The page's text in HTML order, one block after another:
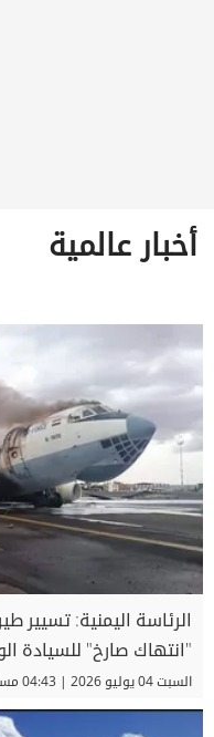
أخبار عالمية
الرئاسة اليمنية: تسيير
"انتهاك صارخ" للسيادة
السبت 04 يوليو 2026 | 04:43 مساءً